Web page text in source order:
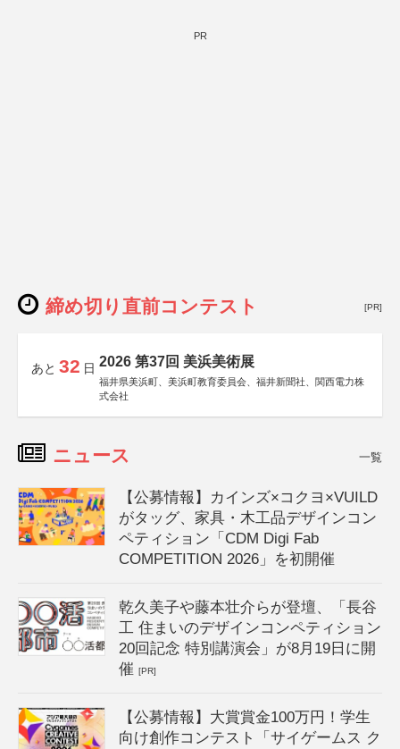
PR
締め切り直前コンテスト [PR]
あと 32 日 2026 第37回 美浜美術展
福井県美浜町、美浜町教育委員会、福井新聞社、関西電力株
式会社
ニュース 一覧
【公募情報】カインズ×コクヨ×VUILD
がタッグ、家具・木工品デザインコン
ペティション「CDM Digi Fab
COMPETITION 2026」を初開催
乾久美子や藤本壮介らが登壇、「長谷
工 住まいのデザインコンペティション
20回記念 特別講演会」が8月19日に開
催[PR]
【公募情報】大賞賞金100万円！学生
向け創作コンテスト「サイゲームス ク